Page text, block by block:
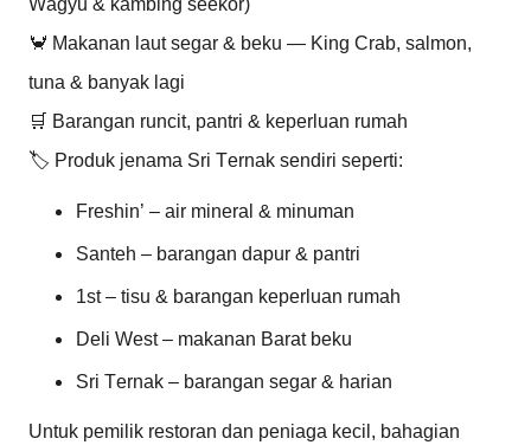
🦀 Makanan laut segar & beku — King Crab, salmon,
tuna & banyak lagi
🛒 Barangan runcit, pantri & keperluan rumah
🏷️ Produk jenama Sri Ternak sendiri seperti:
Freshin’ – air mineral & minuman
Santeh – barangan dapur & pantri
1st – tisu & barangan keperluan rumah
Deli West – makanan Barat beku
Sri Ternak – barangan segar & harian
Untuk pemilik restoran dan peniaga kecil, bahagian